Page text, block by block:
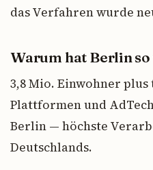
das Verfahren wurde
Warum hat Berlin
3,8 Mio. Einwohner
Plattformen und
Berlin — höchste
Deutschlands.